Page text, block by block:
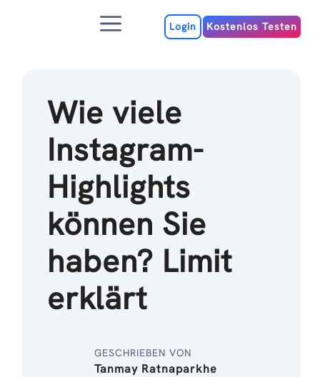
MenuLogin Kostenlos Testen
Wie viele
Instagram-
Highlights
können Sie
haben? Limit
erklärt
GESCHRIEBEN VON
Tanmay Ratnaparkhe